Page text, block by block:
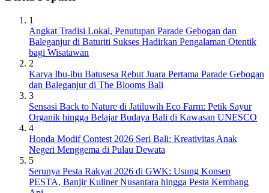
1
Angkat Tradisi Lokal, Penutupan Parade Gebogan dan
Baleganjur di Baturiti Sukses Hadirkan Pengalaman Otentik
bagi Wisatawan
2
Karya Ibu-ibu Batusesa Rebut Juara Pertama Parade Gebogan
dan Baleganjur di The Blooms Bali
3
Sensasi Back to Nature di Jatiluwih Eco Farm: Petik Sayur
Organik hingga Belajar Budaya Bali di Kawasan UNESCO
4
Honda Modif Contest 2026 Seri Bali: Kreativitas Anak
Negeri Menggema di Pulau Dewata
5
Serunya Pesta Rakyat 2026 di GWK: Usung Konsep
PESTA, Banjir Kuliner Nusantara hingga Pesta Kembang